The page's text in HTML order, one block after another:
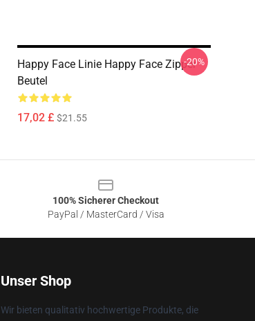
Happy Face Linie Happy Face Zipper
Beutel
17,02 £ $21.55
-20%
100% Sicherer Checkout
PayPal / MasterCard / Visa
Unser Shop
Wir bieten qualitativ hochwertige Produkte, die